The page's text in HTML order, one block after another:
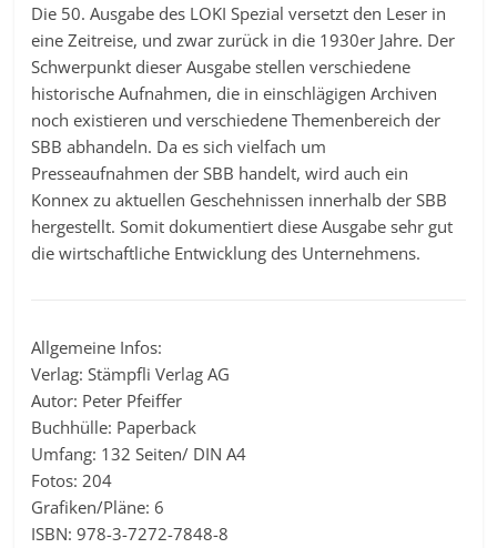
Die 50. Ausgabe des LOKI Spezial versetzt den Leser in
eine Zeitreise, und zwar zurück in die 1930er Jahre. Der
Schwerpunkt dieser Ausgabe stellen verschiedene
historische Aufnahmen, die in einschlägigen Archiven
noch existieren und verschiedene Themenbereich der
SBB abhandeln. Da es sich vielfach um
Presseaufnahmen der SBB handelt, wird auch ein
Konnex zu aktuellen Geschehnissen innerhalb der SBB
hergestellt. Somit dokumentiert diese Ausgabe sehr gut
die wirtschaftliche Entwicklung des Unternehmens.
Allgemeine Infos:
Verlag: Stämpfli Verlag AG
Autor: Peter Pfeiffer
Buchhülle: Paperback
Umfang: 132 Seiten/ DIN A4
Fotos: 204
Grafiken/Pläne: 6
ISBN: 978-3-7272-7848-8